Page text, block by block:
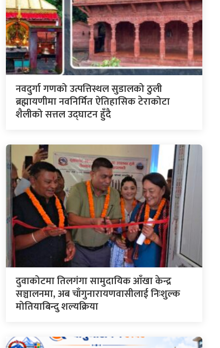
नवदुर्गा गणको उत्पत्तिस्थल सुडालको ठुली
ब्रह्मायणीमा नवनिर्मित ऐतिहासिक टेराकोटा
शैलीको सत्तल उद्घाटन हुँदै
दुवाकोटमा तिलगंगा सामुदायिक आँखा केन्द्र
सञ्चालनमा, अब चाँगुनारायणवासीलाई निःशुल्क
मोतियाबिन्दु शल्यक्रिया